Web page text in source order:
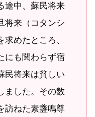
途中、蘇民将来
将来（コタンシ
めたところ、
にも関わらず宿
民将来は貧しい
ました。その数
訪ねた素盞鳴尊